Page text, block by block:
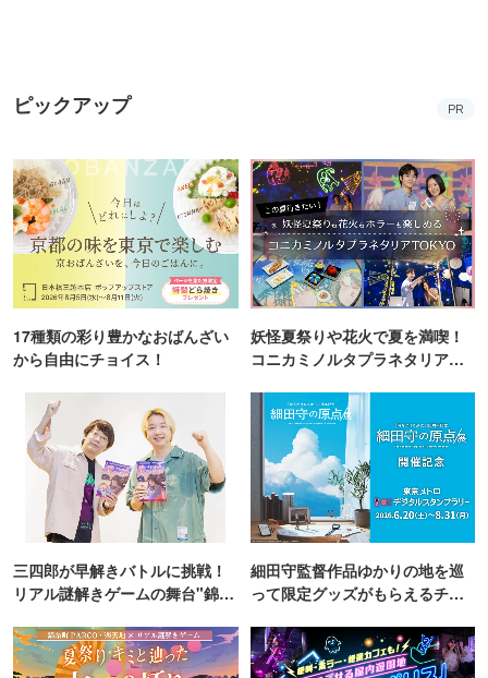
ピックアップ PR
17種類の彩り豊かなおばんざい
から自由にチョイス！
妖怪夏祭りや花火で夏を満喫！
コニカミノルタプラネタリア
三四郎が早解きバトルに挑戦！
リアル謎解きゲームの舞台"錦糸
細田守監督作品ゆかりの地を巡
って限定グッズがもらえるチャ